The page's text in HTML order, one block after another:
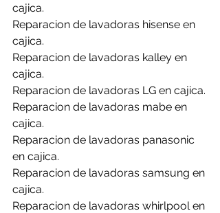
cajica.
Reparacion de lavadoras hisense en
cajica.
Reparacion de lavadoras kalley en
cajica.
Reparacion de lavadoras LG en cajica.
Reparacion de lavadoras mabe en
cajica.
Reparacion de lavadoras panasonic
en cajica.
Reparacion de lavadoras samsung en
cajica.
Reparacion de lavadoras whirlpool en